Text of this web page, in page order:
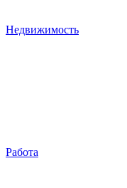
Недвижимость
Работа